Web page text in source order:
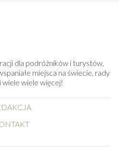
dla podróżników i turystów,
miejsca na świecie, rady
wiele wiele więcej!